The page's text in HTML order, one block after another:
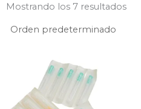
Mostrando los 7 resultados